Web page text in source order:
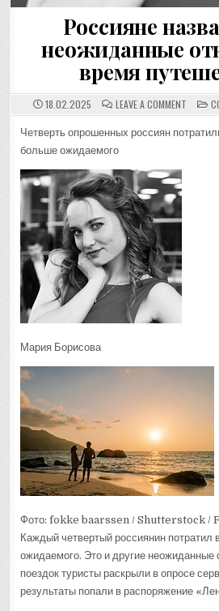
Россияне
неожиданные
время
18.02.2025 LEAVE A COMMENTON
СВОИ
IN
Четверть опрошенных россиян
больше ожидаемого
Мария Борисова
Фото: fokke baarssen / Shutterstock /
Каждый четвертый россиянин потратил
ожидаемого. Это и другие неожиданные
поездок туристы раскрыли в опросе
результаты попали в распоряжение